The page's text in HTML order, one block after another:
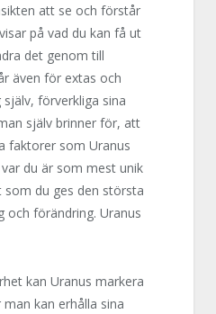
att se och förstår
på vad du kan få ut
det genom till
även för extas och
förverkliga sina
själv brinner för, att
faktorer som Uranus
du är som mest unik
som du ges den största
och förändring. Uranus
kan Uranus markera
kan erhålla sina